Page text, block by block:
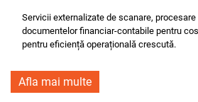
Servicii externalizate de scanare,
documentelor financiar-contabile pentru
pentru eficiență operațională crescută.
Afla mai multe